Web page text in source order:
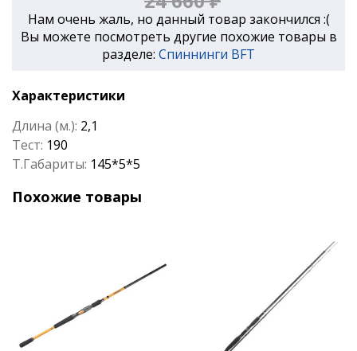
Нам очень жаль, но данный товар закончился :(
Вы можете посмотреть другие похожие товары в
разделе: Спиннинги BFT
Характеристики
Длина (м.): 2,1
Тест: 190
Т.Габариты: 145*5*5
Похожие товары